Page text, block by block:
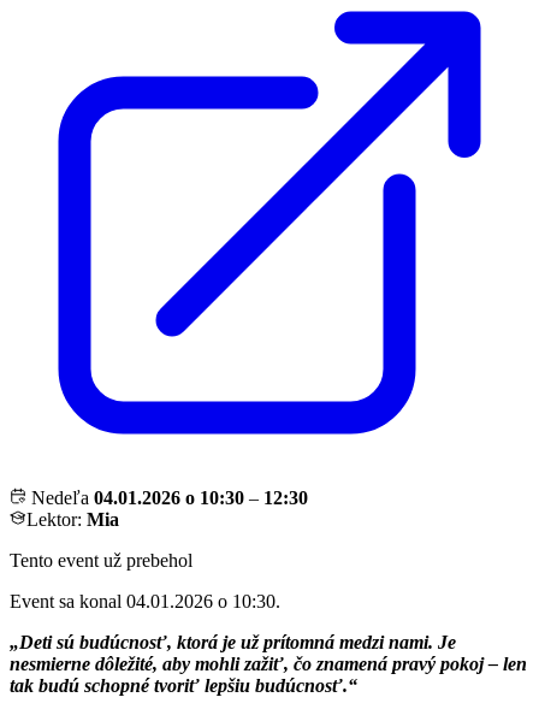
Nedeľa 04.01.2026 o 10:30 – 12:30
Lektor: Mia
Tento event už prebehol
Event sa konal 04.01.2026 o 10:30.
„Deti sú budúcnosť, ktorá je už prítomná medzi nami. Je
nesmierne dôležité, aby mohli zažiť, čo znamená pravý pokoj – len
tak budú schopné tvoriť lepšiu budúcnosť.“